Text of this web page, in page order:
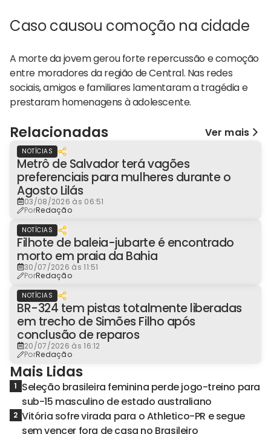
Caso causou comoção na cidade
A morte da jovem gerou forte repercussão e comoção
entre moradores da região de Central. Nas redes
sociais, amigos e familiares lamentaram a tragédia e
prestaram homenagens à adolescente.
Relacionadas Ver mais
NOTÍCIAS
Metrô de Salvador terá vagões
preferenciais para mulheres durante o
Agosto Lilás
03/08/2026 às 06:51
PorRedação
NOTÍCIAS
Filhote de baleia-jubarte é encontrado
morto em praia da Bahia
30/07/2026 às 11:51
PorRedação
NOTÍCIAS
BR-324 tem pistas totalmente liberadas
em trecho de Simões Filho após
conclusão de reparos
20/07/2026 às 16:12
PorRedação
Mais Lidas
1 Seleção brasileira feminina perde jogo-treino para
sub-15 masculino de estado australiano
2 Vitória sofre virada para o Athletico-PR e segue
sem vencer fora de casa no Brasileiro